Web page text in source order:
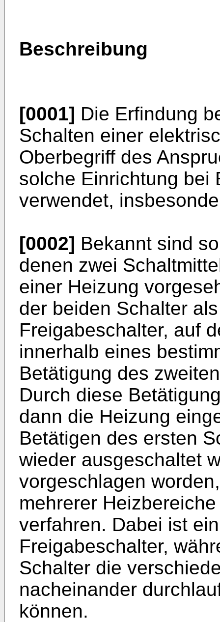
Beschreibung
[0001] Die Erfindung
Schalten einer
Oberbegriff des
solche Einrichtung bei
verwendet,
[0002] Bekannt sind
denen zwei
einer Heizung
der beiden Schalter
Freigabeschalter, auf
innerhalb eines
Betätigung des
Durch diese
dann die Heizung
Betätigen des ersten
wieder ausgeschaltet
vorgeschlagen
mehrerer
verfahren. Dabei ist
Freigabeschalter,
Schalter die
nacheinander
können.